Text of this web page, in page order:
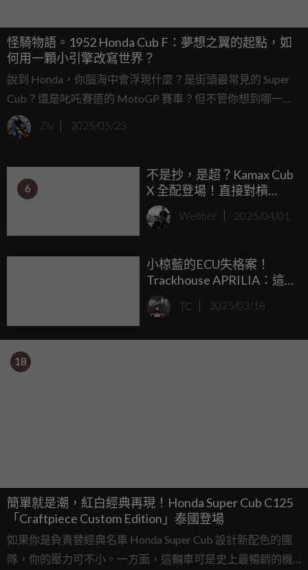
怪騎物語。1952 Honda Cub F：夢想之翼的起點，如
何用一顆小引擎改寫世界？
說到 Honda，你腦海中會浮現什麼？是街頭最常見的 Super
Cub？還是叱吒賽道的 MotoGP 賽車？但不管你想到哪一
款，這些傳奇的起點，都是 1952 年那台紅色小引擎：Honda
Cub F！
Ziv 2025/05/23
6
不是抄，是超？Kamax Cub
X 全配登場！直接對槓
Honda 經典小狼
Webber 2025/04/01
小椋藍的ECU失格案！
Trackhouse APRILIA：這
次的判決令人失望... ...
TC 2025/03/18
18
簡單就是潮，紅白經典再現！Honda Super Cub C125
「Craftpiece Custom Edition」泰國登場
如果你是負責替經典名車 Honda Super Cub 設計新配色的團
隊，你的壓力可不小。一方面，這輛車可是史上最暢銷的機